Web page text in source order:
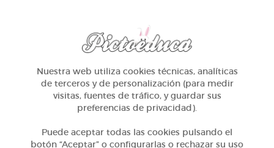
Nuestra web utiliza cookies técnicas, analíticas
de terceros y de personalización (para medir
visitas, fuentes de tráfico, y guardar sus
preferencias de privacidad).
Puede aceptar todas las cookies pulsando el
botón “Aceptar” o configurarlas o rechazar su uso